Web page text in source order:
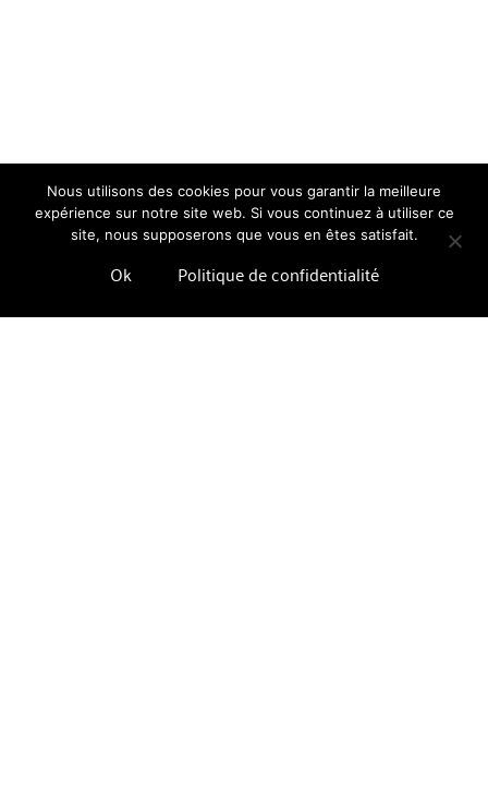
Nous utilisons des cookies pour vous garantir la meilleure
expérience sur notre site web. Si vous continuez à utiliser ce
site, nous supposerons que vous en êtes satisfait.
Ok Politique de confidentialité